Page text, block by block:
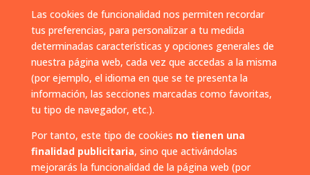
Las cookies de funcionalidad nos permiten recordar
tus preferencias, para personalizar a tu medida
determinadas características y opciones generales de
nuestra página web, cada vez que accedas a la misma
(por ejemplo, el idioma en que se te presenta la
información, las secciones marcadas como favoritas,
tu tipo de navegador, etc.).
Por tanto, este tipo de cookies no tienen una
finalidad publicitaria, sino que activándolas
mejorarás la funcionalidad de la página web (por